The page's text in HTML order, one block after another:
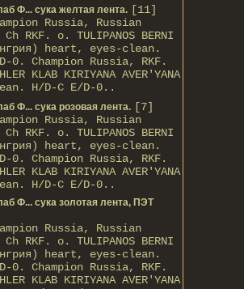
Ф... сука желтая лента. [11]
Russia, Russian
RKF. о. TULIPANOS BERNI
heart, eyes-clean.
0. Champion Russia, RKF.
KLAB KIRIYANA AVER'YANA
H/D-С E/D-0..
Ф... сука розовая лента. [7]
Russia, Russian
RKF. о. TULIPANOS BERNI
heart, eyes-clean.
0. Champion Russia, RKF.
KLAB KIRIYANA AVER'YANA
H/D-С E/D-0..
Ф... сука золотая лента, ПЭТ
Russia, Russian
RKF. о. TULIPANOS BERNI
heart, eyes-clean.
0. Champion Russia, RKF.
KLAB KIRIYANA AVER'YANA